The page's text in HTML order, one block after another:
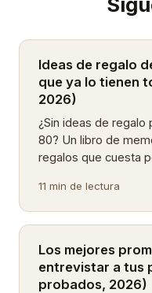
Ideas de regalo
que ya lo tienen
2026)
¿Sin ideas de regalo
80? Un libro de
regalos que cuesta
opciones rankeadas
hispanohablantes.
11 min de lectura
Los mejores
entrevistar a tus
probados, 2026)